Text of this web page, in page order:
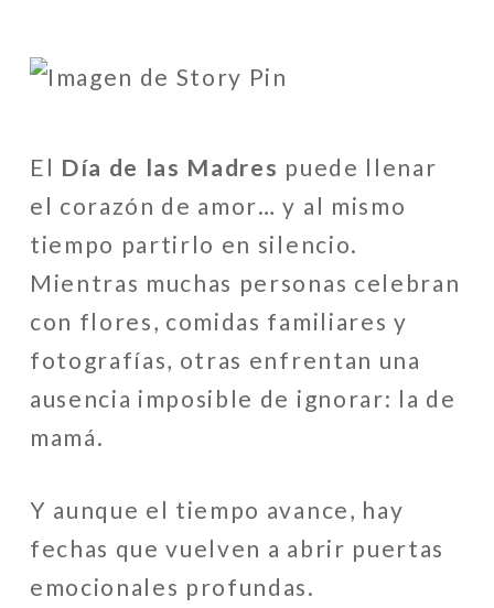
El Día de las Madres puede llenar
el corazón de amor… y al mismo
tiempo partirlo en silencio.
Mientras muchas personas celebran
con flores, comidas familiares y
fotografías, otras enfrentan una
ausencia imposible de ignorar: la de
mamá.
Y aunque el tiempo avance, hay
fechas que vuelven a abrir puertas
emocionales profundas.